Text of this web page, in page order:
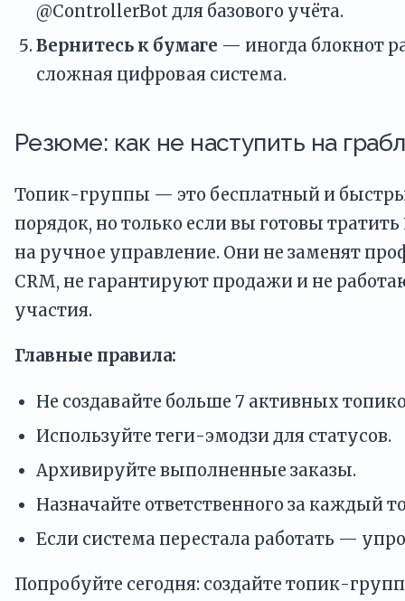
@ControllerBot для базового учёта.
Вернитесь к бумаге — иногда блокнот
сложная цифровая система.
Резюме: как не наступить на
Топик-группы — это бесплатный и
порядок, но только если вы готовы
на ручное управление. Они не заменят
CRM, не гарантируют продажи и не
участия.
Главные правила:
Не создавайте больше 7 активных
Используйте теги-эмодзи для статусов.
Архивируйте выполненные заказы.
Назначайте ответственного за каждый
Если система перестала работать —
Попробуйте сегодня: создайте топик-